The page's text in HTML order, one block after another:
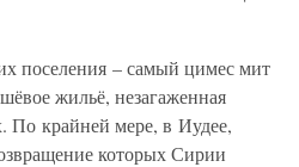
поселения – самый цимес мит
жильё, незагаженная
По крайней мере, в Иудее,
которых Сирии